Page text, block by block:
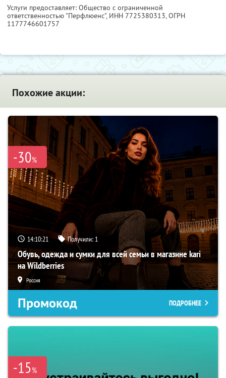
Услуги предоставляет: Общество с ограниченной
ответственностью "Перфлюенс", ИНН 7725380313, ОГРН
1177746601757
Похожие акции:
-30%
14:10:20 Получили: 1
Обувь, одежда и сумки для всей семьи в магазине kari
на Wildberries
Россия
Промокод ПОДРОБНЕЕ
-15%